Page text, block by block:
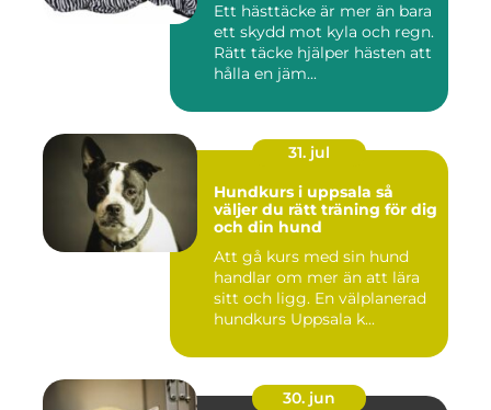
Ett hästtäcke är mer än bara
ett skydd mot kyla och regn.
Rätt täcke hjälper hästen att
hålla en jäm...
31. jul
Hundkurs i uppsala så
väljer du rätt träning för dig
och din hund
Att gå kurs med sin hund
handlar om mer än att lära
sitt och ligg. En välplanerad
hundkurs Uppsala k...
30. jun